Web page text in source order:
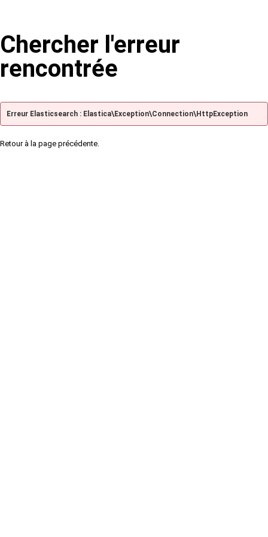
Chercher l'erreur
rencontrée
Erreur Elasticsearch : Elastica\Exception\Connection\HttpException
Retour à la page précédente.